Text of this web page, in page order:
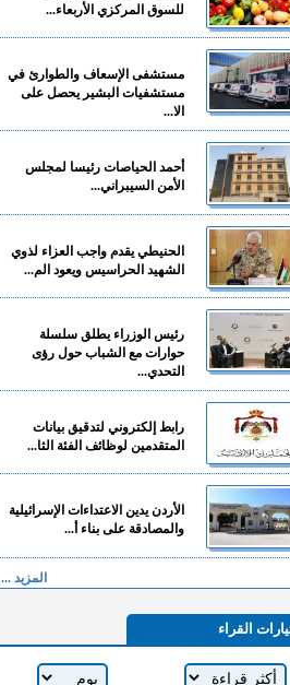
للسوق المركزي الأربعاء...
مستشفى الإسعاف والطوارئ في
مستشفيات البشير يحصل على
الا...
أحمد الحياصات رئيسا لمجلس
الأمن السيبراني...
الحنيطي يقدم واجب العزاء لذوي
الشهيد الحراسيس ويعود الم...
رئيس الوزراء يطلق سلسلة
حوارات مع الشباب حول رؤى
التحدي...
رابط إلكتروني لتدقيق بيانات
المتقدمين لوظائف الفئة الثا...
الأردن يدين الاعتداءات الإسرائيلية
والمصادقة على بناء أ...
المزيد ...
القراء